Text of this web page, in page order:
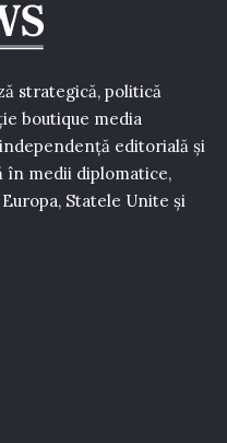
strategică, politică
boutique media
editorială și
medii diplomatice,
Statele Unite și